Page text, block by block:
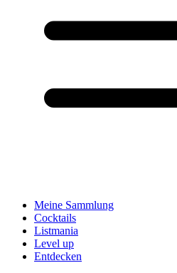
Meine Sammlung
Cocktails
Listmania
Level up
Entdecken